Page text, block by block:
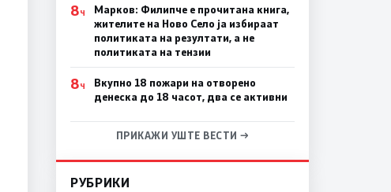
8Ч
Марков: Филипче е прочитана книга,
жителите на Ново Село ја избираат
политиката на резултати, а не
политиката на тензии
8Ч
Вкупно 18 пожари на отворено
денеска до 18 часот, два се активни
ПРИКАЖИ УШТЕ ВЕСТИ →
РУБРИКИ